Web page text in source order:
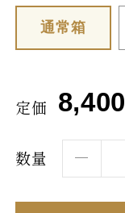
通常箱
定価 8,400
数量